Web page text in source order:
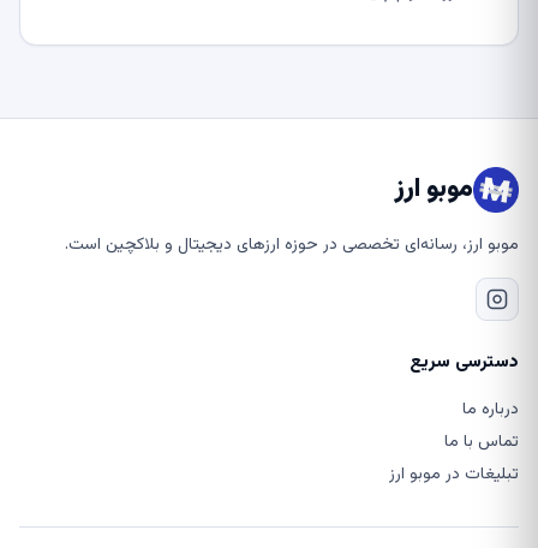
موبو ارز
موبو ارز، رسانه‌ای تخصصی در حوزه ارزهای دیجیتال و بلاکچین است.
دسترسی سریع
درباره ما
تماس با ما
تبلیغات در موبو ارز